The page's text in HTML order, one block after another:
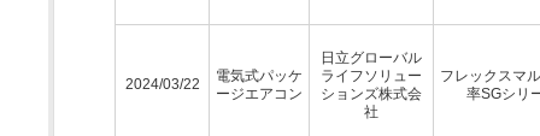
2024/03/22
電気式パッケ
ージエアコン
日立グローバル
ライフソリュー
ションズ株式会
社
フレックスマ
率SGシリ